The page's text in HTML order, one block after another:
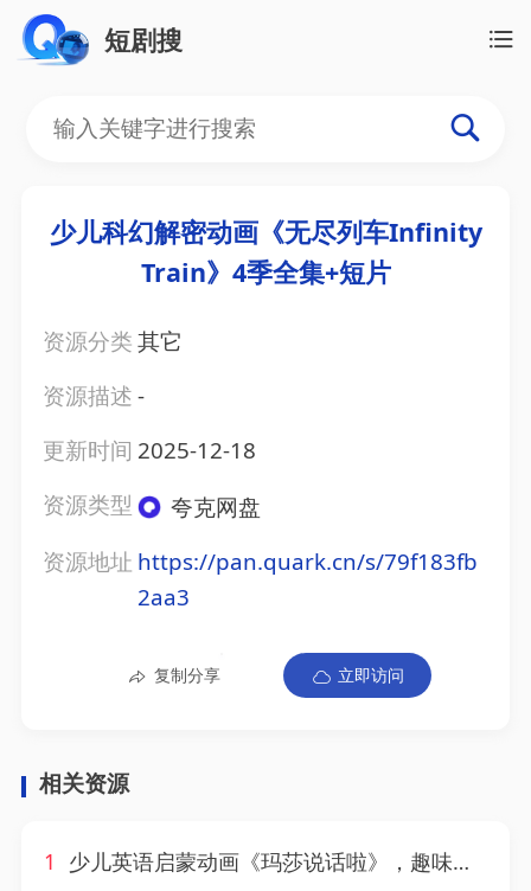
短剧搜
少儿科幻解密动画《无尽列车Infinity
Train》4季全集+短片
资源分类其它
资源描述-
更新时间 2025-12-18
资源类型
夸克网盘
资源地址 https://pan.quark.cn/s/79f183fb
2aa3
复制分享 立即访问
相关资源
1
少儿英语启蒙动画《玛莎说话啦》，趣味故事助力词汇量暴涨